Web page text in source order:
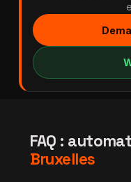
FAQ :
Bruxelles